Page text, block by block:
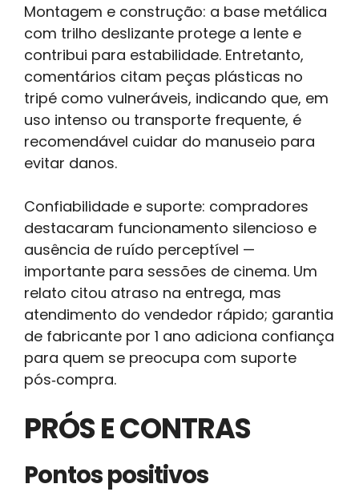
Montagem e construção: a base metálica
com trilho deslizante protege a lente e
contribui para estabilidade. Entretanto,
comentários citam peças plásticas no
tripé como vulneráveis, indicando que, em
uso intenso ou transporte frequente, é
recomendável cuidar do manuseio para
evitar danos.
Confiabilidade e suporte: compradores
destacaram funcionamento silencioso e
ausência de ruído perceptível —
importante para sessões de cinema. Um
relato citou atraso na entrega, mas
atendimento do vendedor rápido; garantia
de fabricante por 1 ano adiciona confiança
para quem se preocupa com suporte
pós‑compra.
PRÓS E CONTRAS
Pontos positivos